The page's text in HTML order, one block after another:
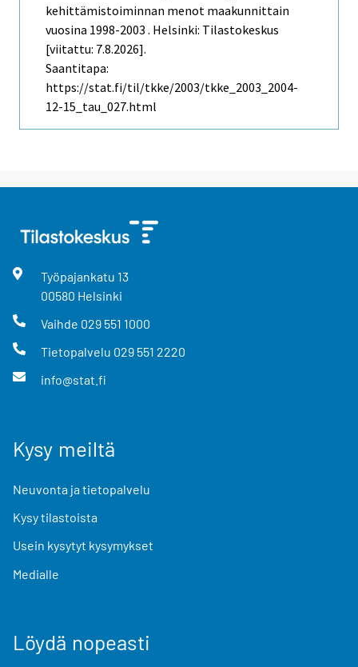
kehittämistoiminnan menot maakunnittain
vuosina 1998-2003 . Helsinki: Tilastokeskus
[viitattu: 7.8.2026].
Saantitapa:
https://stat.fi/til/tkke/2003/tkke_2003_2004-
12-15_tau_027.html
Työpajankatu 13
00580 Helsinki
Vaihde 029 551 1000
Tietopalvelu 029 551 2220
info@stat.fi
Kysy meiltä
Neuvonta ja tietopalvelu
Kysy tilastoista
Usein kysytyt kysymykset
Medialle
Löydä nopeasti